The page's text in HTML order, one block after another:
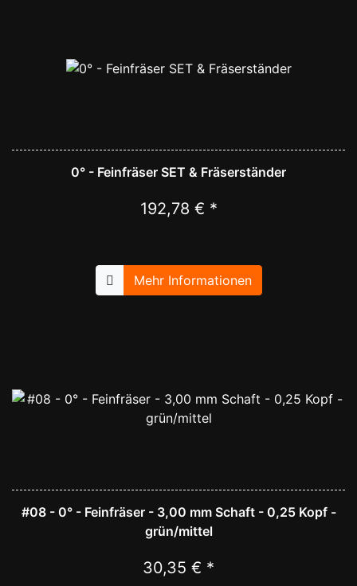
0° - Feinfräser SET & Fräserständer
192,78 € *
Mehr Informationen
#08 - 0° - Feinfräser - 3,00 mm Schaft - 0,25 Kopf -
grün/mittel
30,35 € *